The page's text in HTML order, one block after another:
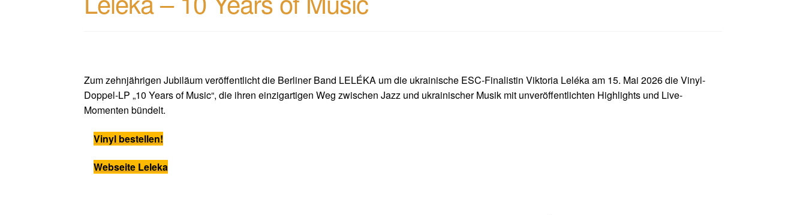
Zum zehnjährigen Jubiläum veröffentlicht die Berliner Band LELÉKA um die ukrainische ESC-Finalistin Viktoria Leléka am 15. Mai 2026 die Vinyl-
Doppel-LP „10 Years of Music“, die ihren einzigartigen Weg zwischen Jazz und ukrainischer Musik mit unveröffentlichten Highlights und Live-
Momenten bündelt.
Vinyl bestellen!
Webseite Leleka